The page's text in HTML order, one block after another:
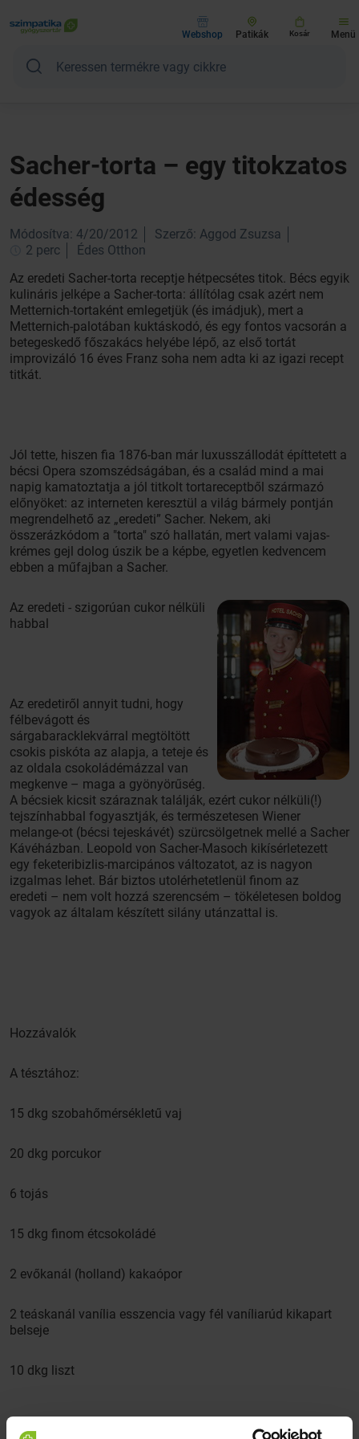
Webshop Patikák Kosár Menü
Sacher-torta – egy titokzatos
édesség
Módosítva: 4/20/2012
Szerző: Aggod Zsuzsa
2 perc
Édes Otthon
Az eredeti Sacher-torta receptje hétpecsétes titok. Bécs egyik
kulináris jelképe a Sacher-torta: állítólag csak azért nem
Metternich-tortaként emlegetjük (és imádjuk), mert a
Metternich-palotában kuktáskodó, és egy fontos vacsorán a
betegeskedő főszakács helyébe lépő, az első tortát
improvizáló 16 éves Franz soha nem adta ki az igazi recept
titkát.
Jól tette, hiszen fia 1876-ban már luxusszállodát építtetett a
bécsi Opera szomszédságában, és a család mind a mai
napig kamatoztatja a jól titkolt tortareceptből származó
előnyöket: az interneten keresztül a világ bármely pontján
megrendelhető az „eredeti” Sacher. Nekem, aki
összerázkódom a "torta" szó hallatán, mert valami vajas-
krémes gejl dolog úszik be a képbe, egyetlen kedvencem
ebben a műfajban a Sacher.
Az eredeti - szigorúan cukor nélküli
habbal
Az eredetiről annyit tudni, hogy
félbevágott és
sárgabaracklekvárral megtöltött
csokis piskóta az alapja, a teteje és
az oldala csokoládémázzal van
megkenve – maga a gyönyörűség.
A bécsiek kicsit száraznak találják, ezért cukor nélküli(!)
tejszínhabbal fogyasztják, és természetesen Wiener
melange-ot (bécsi tejeskávét) szürcsölgetnek mellé a Sacher
Kávéházban. Leopold von Sacher-Masoch kikísérletezett
egy feketeribizlis-marcipános változatot, az is nagyon
izgalmas lehet. Bár biztos utolérhetetlenül finom az
eredeti – nem volt hozzá szerencsém – tökéletesen boldog
vagyok az általam készített silány utánzattal is.
Hozzávalók
A tésztához:
15 dkg szobahőmérsékletű vaj
20 dkg porcukor
6 tojás
15 dkg finom étcsokoládé
2 evőkanál (holland) kakaópor
2 teáskanál vanília esszencia vagy fél vaníliarúd kikapart
belseje
10 dkg liszt